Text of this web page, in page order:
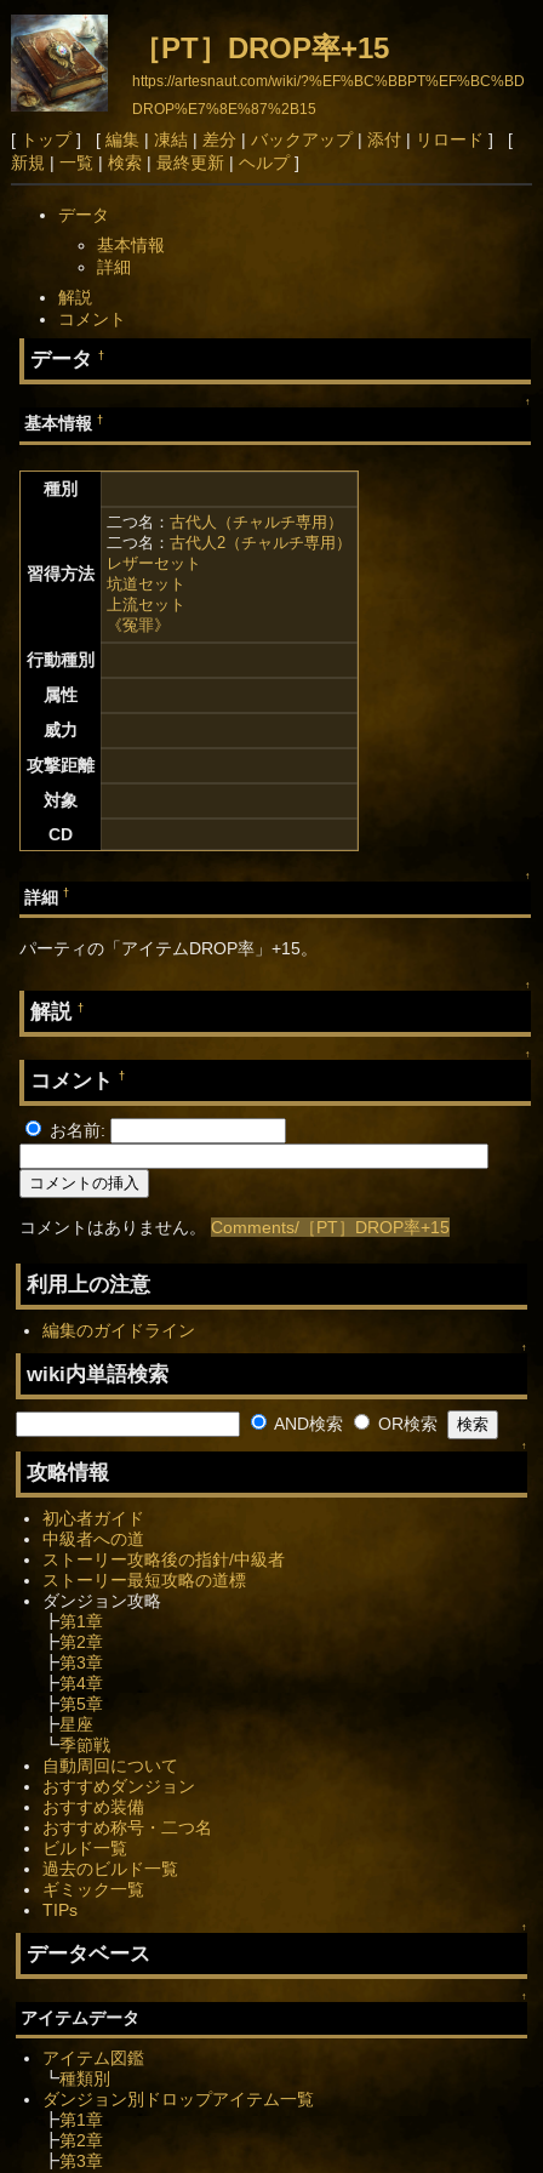
［PT］DROP率+15
https://artesnaut.com/wiki/?%EF%BC%BBPT%EF%BC%BD
DROP%E7%8E%87%2B15
[ トップ] [ 編集| 凍結| 差分 | バックアップ| 添付| リロード ] [
新規 | 一覧 | 検索| 最終更新| ヘルプ]
データ
基本情報
詳細
解説
コメント
データ†
↑
基本情報†
種別
習得方法
二つ名：古代人（チャルチ専用）
二つ名：古代人2（チャルチ専用）
レザーセット
坑道セット
上流セット
《冤罪》
行動種別
属性
威力
攻撃距離
対象
CD
↑
詳細†
パーティの「アイテムDROP率」+15。
↑
解説†
↑
コメント†
お名前:
コメントはありません。Comments/［PT］DROP率+15
利用上の注意
編集のガイドライン
↑
wiki内単語検索
AND検索 OR検索
↑
攻略情報
初心者ガイド
中級者への道
ストーリー攻略後の指針/中級者
ストーリー最短攻略の道標
ダンジョン攻略
┣第1章
┣第2章
┣第3章
┣第4章
┣第5章
┣星座
┗季節戦
自動周回について
おすすめダンジョン
おすすめ装備
おすすめ称号・二つ名
ビルド一覧
過去のビルド一覧
ギミック一覧
TIPs
↑
データベース
↑
アイテムデータ
アイテム図鑑
┗種類別
ダンジョン別ドロップアイテム一覧
┣第1章
┣第2章
┣第3章